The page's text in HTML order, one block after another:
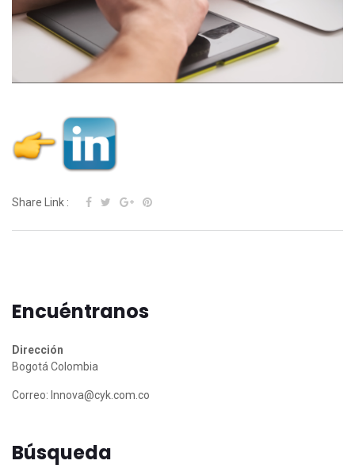
Share Link :
Encuéntranos
Dirección
Bogotá Colombia
Correo: Innova@cyk.com.co
Búsqueda